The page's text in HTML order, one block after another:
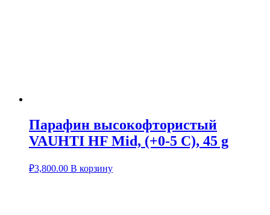
Парафин высокофтористый
VAUHTI HF Mid, (+0-5 C), 45 g
₽3,800.00 В корзину